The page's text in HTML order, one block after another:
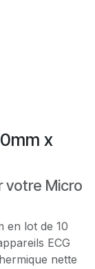
x
votre Micro
en lot de 10
ECG
nette